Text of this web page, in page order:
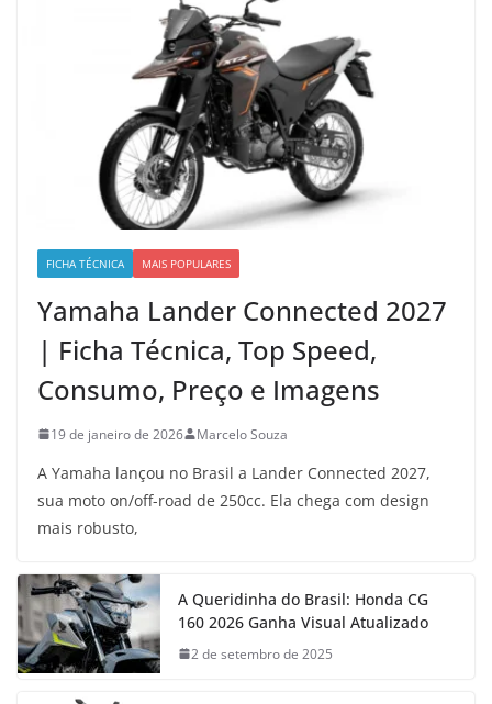
FICHA TÉCNICA MAIS POPULARES
Yamaha Lander Connected 2027
| Ficha Técnica, Top Speed,
Consumo, Preço e Imagens
19 de janeiro de 2026 Marcelo Souza
A Yamaha lançou no Brasil a Lander Connected 2027,
sua moto on/off-road de 250cc. Ela chega com design
mais robusto,
A Queridinha do Brasil: Honda CG
160 2026 Ganha Visual Atualizado
2 de setembro de 2025